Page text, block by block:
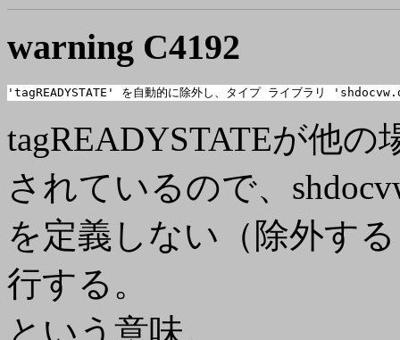
warning C4192
'tagREADYSTATE' を自動的に除外し、タイプ ライブラリ
tagREADYSTATEが他
されているので、
を定義しない（除外す
行する。
という意味。